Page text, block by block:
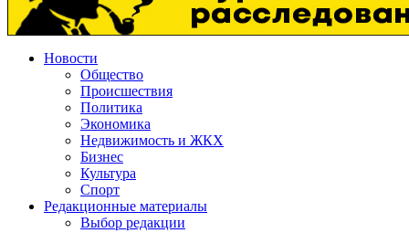
Новости
Общество
Происшествия
Политика
Экономика
Недвижимость и ЖКХ
Бизнес
Культура
Спорт
Редакционные материалы
Выбор редакции